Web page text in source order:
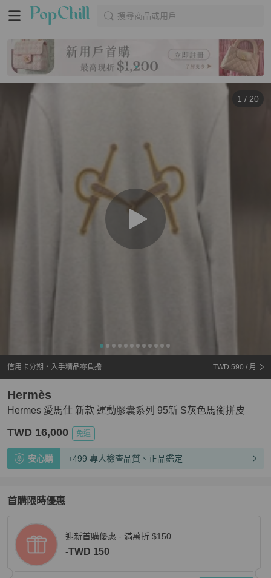
搜尋商品或用戶
1 / 20
信用卡分期・入手精品零負擔 TWD 590 / 月
Hermes 愛馬仕 新款 運動膠囊系列 95新 S灰色馬銜拼皮
Hermès
TWD 16,000 免運
安心購 +499 專人檢查品質、正品鑑定
首購限時優惠
迎新首購優惠 - 滿萬折 $150
-TWD 150